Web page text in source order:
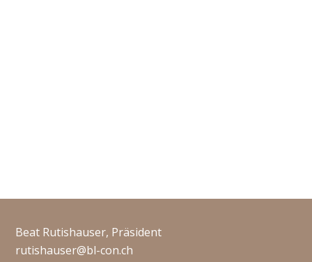
Beat Rutishauser, Präsident
rutishauser@bl-con.ch